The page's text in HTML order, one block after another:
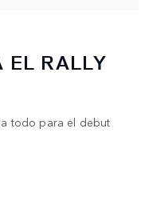
EL RALLY
todo para el debut